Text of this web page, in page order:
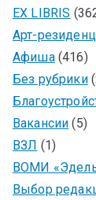
EX LIBRIS
Арт-
Афиша(416)
Без рубрики
Вакансии (5)
ВЗЛ (1)
ВОМИ
Выбор